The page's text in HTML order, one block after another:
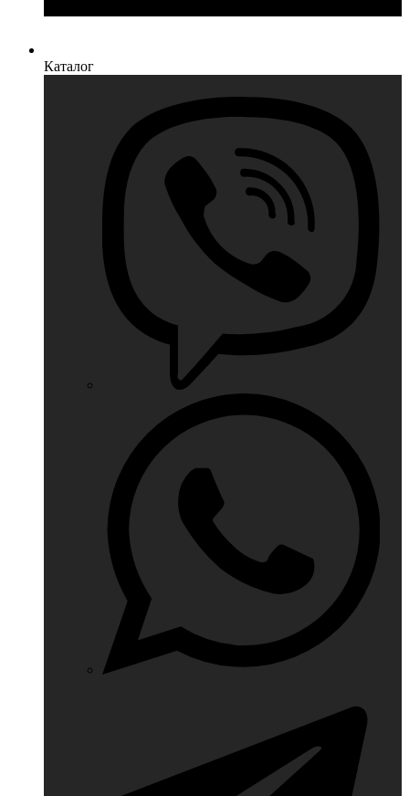
Каталог